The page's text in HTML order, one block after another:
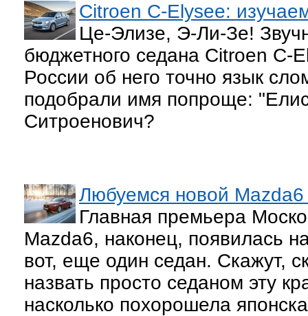
Citroen C-Elysee:
Це-Элизе, Э-Ли-Зе!
бюджетного седана Citroen C-
России об него точно язык
подобрали имя попроще:
Ситроенович?
Любуемся новой
Главная премьера
Mazda6, наконец, появилась
вот, еще один седан. Скажут,
назвать просто седаном эту
насколько похорошела